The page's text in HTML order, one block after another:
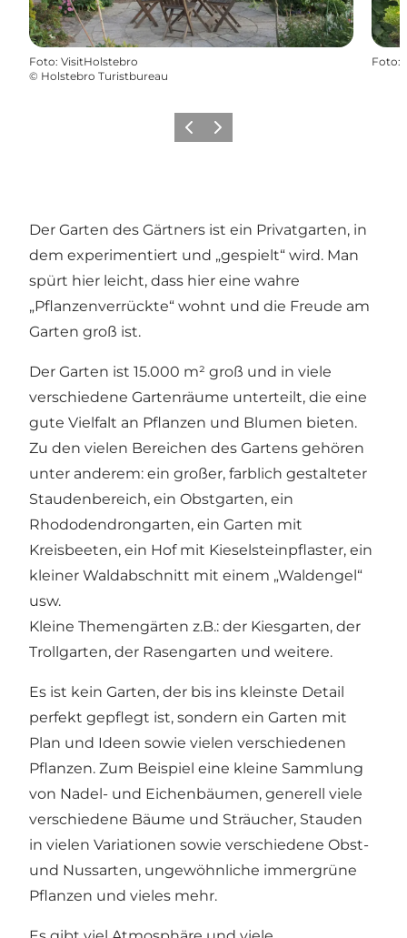
Foto: VisitHolstebro
© Holstebro Turistbureau
Foto:
ZurückWeiter
Der Garten des Gärtners ist ein Privatgarten, in
dem experimentiert und „gespielt“ wird. Man
spürt hier leicht, dass hier eine wahre
„Pflanzenverrückte“ wohnt und die Freude am
Garten groß ist.
Der Garten ist 15.000 m² groß und in viele
verschiedene Gartenräume unterteilt, die eine
gute Vielfalt an Pflanzen und Blumen bieten.
Zu den vielen Bereichen des Gartens gehören
unter anderem: ein großer, farblich gestalteter
Staudenbereich, ein Obstgarten, ein
Rhododendrongarten, ein Garten mit
Kreisbeeten, ein Hof mit Kieselsteinpflaster, ein
kleiner Waldabschnitt mit einem „Waldengel“
usw.
Kleine Themengärten z.B.: der Kiesgarten, der
Trollgarten, der Rasengarten und weitere.
Es ist kein Garten, der bis ins kleinste Detail
perfekt gepflegt ist, sondern ein Garten mit
Plan und Ideen sowie vielen verschiedenen
Pflanzen. Zum Beispiel eine kleine Sammlung
von Nadel- und Eichenbäumen, generell viele
verschiedene Bäume und Sträucher, Stauden
in vielen Variationen sowie verschiedene Obst-
und Nussarten, ungewöhnliche immergrüne
Pflanzen und vieles mehr.